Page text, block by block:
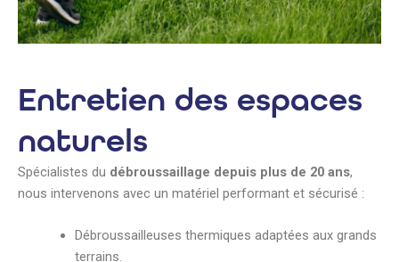
Entretien des espaces
naturels
Spécialistes du débroussaillage depuis plus de 20 ans,
nous intervenons avec un matériel performant et sécurisé :
Débroussailleuses thermiques adaptées aux grands
terrains.